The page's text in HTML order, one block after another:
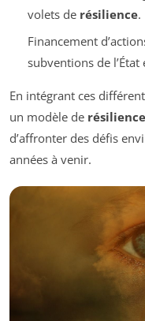
volets de résilience.
Financement
subventions de
En intégrant ces
un modèle de
d’affronter des défis
années à venir.